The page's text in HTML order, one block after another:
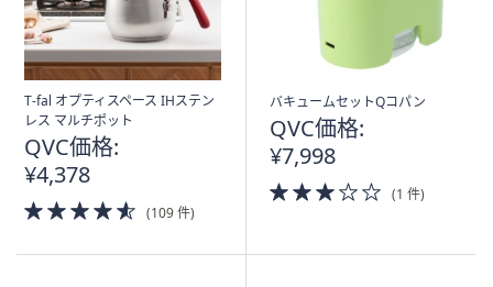
T-fal オプティスペース IHステン
レス マルチポット
QVC価格:
¥4,378
4.5
of
(109 件)
バキュームセットQコパン
QVC価格:
¥7,998
3.0
of
(1 件)